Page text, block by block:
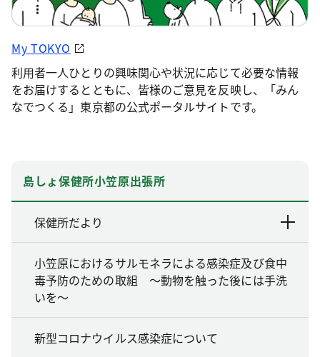
My TOKYO
利用者一人ひとりの興味関心や状況に応じて必要な情報
をお届けするとともに、皆様のご意見を反映し、「みん
なでつくる」東京都の公式ポータルサイトです。
島しょ保健所小笠原出張所
保健所だより
小笠原におけるサルモネラによる感染症及び食中
毒予防のための取組 ～動物を触った後には手洗
いを～
新型コロナウイルス感染症について